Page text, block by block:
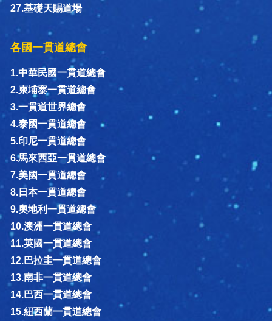
27.基礎天賜道場
各國一貫道總會
1.中華民國一貫道總會
2.柬埔寨一貫道總會
3.一貫道世界總會
4.泰國一貫道總會
5.印尼一貫道總會
6.馬來西亞一貫道總會
7.美國一貫道總會
8.日本一貫道總會
9.奧地利一貫道總會
10.澳洲一貫道總會
11.英國一貫道總會
12.巴拉圭一貫道總會
13.南非一貫道總會
14.巴西一貫道總會
15.紐西蘭一貫道總會